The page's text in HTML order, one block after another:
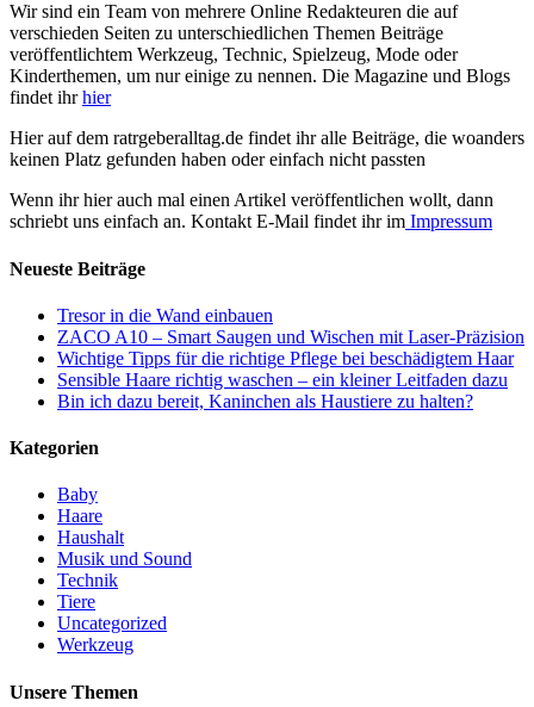
Wir sind ein Team von mehrere Online Redakteuren die auf
verschieden Seiten zu unterschiedlichen Themen Beiträge
veröffentlichtem Werkzeug, Technic, Spielzeug, Mode oder
Kinderthemen, um nur einige zu nennen. Die Magazine und Blogs
findet ihrhier
Hier auf dem ratrgeberalltag.de findet ihr alle Beiträge, die woanders
keinen Platz gefunden haben oder einfach nicht passten
Wenn ihr hier auch mal einen Artikel veröffentlichen wollt, dann
schriebt uns einfach an. Kontakt E-Mail findet ihr im Impressum
Neueste Beiträge
Tresor in die Wand einbauen
ZACO A10 – Smart Saugen und Wischen mit Laser-Präzision
Wichtige Tipps für die richtige Pflege bei beschädigtem Haar
Sensible Haare richtig waschen – ein kleiner Leitfaden dazu
Bin ich dazu bereit, Kaninchen als Haustiere zu halten?
Kategorien
Baby
Haare
Haushalt
Musik und Sound
Technik
Tiere
Uncategorized
Werkzeug
Unsere Themen